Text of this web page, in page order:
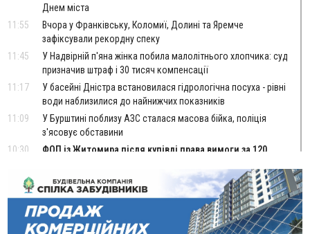
Днем міста
11:55
Вчора у Франківську, Коломиї, Долині та Яремче
зафіксували рекордну спеку
11:45
У Надвірній п'яна жінка побила малолітнього хлопчика: суд
призначив штраф і 30 тисяч компенсації
11:17
У басейні Дністра встановилася гідрологічна посуха - рівні
води наблизилися до найнижчих показників
11:09
У Бурштині поблизу АЗС сталася масова бійка, поліція
з'ясовує обставини
10:30
ФОП із Житомира після купівлі права вимоги за 120
08:52
У горах біля Осмолоди за допомогою БПЛА розшукали
двох жінок, які заблукали під час збирання ягід
Вчора